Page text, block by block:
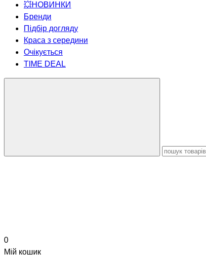
💥НОВИНКИ
Бренди
Підбір догляду
Краса з середини
Очікується
TIME DEAL
0
Мій кошик